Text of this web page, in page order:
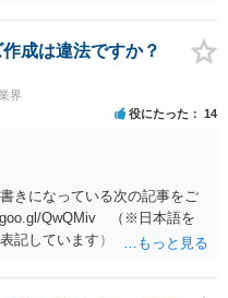
ても、新しい会社との間で契
権利の種類（著作権、商標
て判断する必要があります。
確定的な回答は難しいと思わ
とをお勧めします。
成は違法ですか？
界
役にたった 14
きになっている次の記事をご
goo.gl/QwQMiv （※日本語を
記しています） 私も同先生と
と思います。